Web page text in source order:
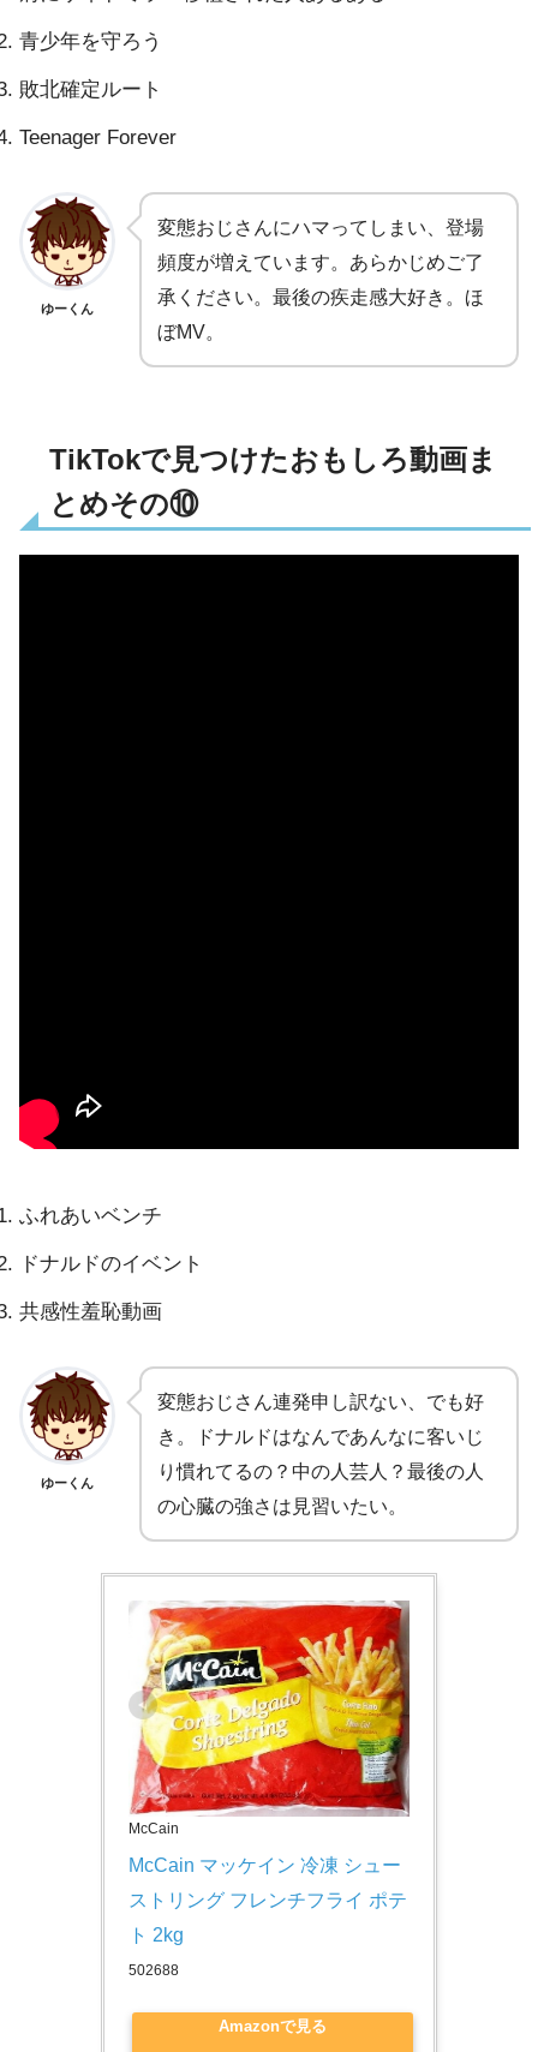
青少年を守ろう
敗北確定ルート
Teenager Forever
ゆーくん
変態おじさんにハマってしまい、登場
頻度が増えています。あらかじめご了
承ください。最後の疾走感大好き。ほ
ぼMV。
TikTokで見つけたおもしろ動画ま
とめその⑩
ふれあいベンチ
ドナルドのイベント
共感性羞恥動画
ゆーくん
変態おじさん連発申し訳ない、でも好
き。ドナルドはなんであんなに客いじ
り慣れてるの？中の人芸人？最後の人
の心臓の強さは見習いたい。
McCain
McCain マッケイン 冷凍 シュー
ストリング フレンチフライ ポテ
ト 2kg
502688
Amazonで見る